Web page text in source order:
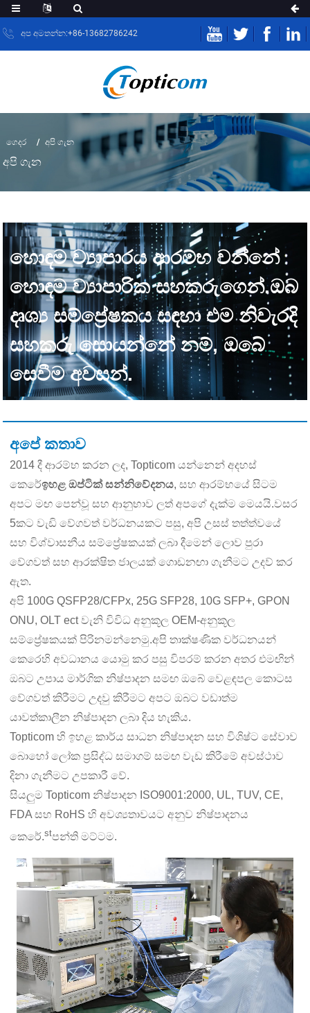
අප අමතන්න:+86-13682786242
ගෙදර අපි ගැන
අපි ගැන
හොඳම ව්‍යාපාරය ආරම්භ වන්නේ
හොඳම ව්‍යාපාරික සහකරුගෙන්.ඔබ
දෘශ්‍ය සම්ප්‍රේෂකය සඳහා එම නිවැරදි
සහකරු සොයන්නේ නම්, ඔබේ
සෙවීම අවසන්.
අපේ කතාව
2014 දී ආරම්භ කරන ලද, Topticom යන්නෙන් අදහස්
කෙරේඉහළ ඔප්ටික් සන්නිවේදනය, සහ ආරම්භයේ සිටම
අපට මඟ පෙන්වූ සහ ආනුභාව ලත් අපගේ දැක්ම මෙයයි.වසර
5කට වැඩි වේගවත් වර්ධනයකට පසු, අපි උසස් තත්ත්වයේ
සහ විශ්වාසනීය සම්ප්‍රේෂකයක් ලබා දීමෙන් ලොව පුරා
වේගවත් සහ ආරක්ෂිත ජාලයක් ගොඩනඟා ගැනීමට උදව් කර
ඇත.
අපි 100G QSFP28/CFPx, 25G SFP28, 10G SFP+, GPON
ONU, OLT ect වැනි විවිධ අනුකූල OEM-අනුකූල
සම්ප්‍රේෂකයක් පිරිනමන්නෙමු.අපි තාක්ෂණික වර්ධනයන්
කෙරෙහි අවධානය යොමු කර පසු විපරම් කරන අතර එමඟින්
ඔබට උපාය මාර්ගික නිෂ්පාදන සමඟ ඔබේ වෙළඳපල කොටස
වේගවත් කිරීමට උදවු කිරීමට අපට ඔබට වඩාත්ම
යාවත්කාලීන නිෂ්පාදන ලබා දිය හැකිය.
Topticom හි ඉහළ කාර්ය සාධන නිෂ්පාදන සහ විශිෂ්ට සේවාව
බොහෝ ලෝක ප්‍රසිද්ධ සමාගම් සමඟ වැඩ කිරීමේ අවස්ථාව
දිනා ගැනීමට උපකාරී වේ.
සියලුම Topticom නිෂ්පාදන ISO9001:2000, UL, TUV, CE,
FDA සහ RoHS හි අවශ්‍යතාවයට අනුව නිෂ්පාදනය
කෙරේ.stපන්ති මට්ටම.